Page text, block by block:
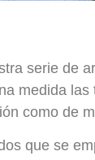
serie de
medida
como de
que se